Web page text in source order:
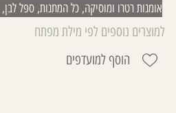
אומנות רטרו ומוסיקה, כל המתנות, ספל לבן,
למוצרים נוספים לפי מילת מפתח
הוסף למועדפים